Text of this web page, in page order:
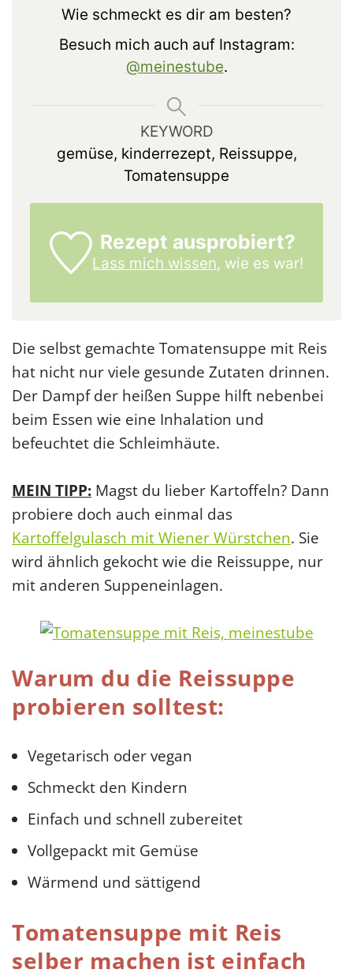
Wie schmeckt es dir am besten?
Besuch mich auch auf Instagram:
@meinestube.
KEYWORD
gemüse, kinderrezept, Reissuppe,
Tomatensuppe
Rezept ausprobiert?
Lass mich wissen, wie es war!
Die selbst gemachte Tomatensuppe mit Reis
hat nicht nur viele gesunde Zutaten drinnen.
Der Dampf der heißen Suppe hilft nebenbei
beim Essen wie eine Inhalation und
befeuchtet die Schleimhäute.
MEIN TIPP: Magst du lieber Kartoffeln? Dann
probiere doch auch einmal das
Kartoffelgulasch mit Wiener Würstchen. Sie
wird ähnlich gekocht wie die Reissuppe, nur
mit anderen Suppeneinlagen.
Warum du die Reissuppe
probieren solltest:
Vegetarisch oder vegan
Schmeckt den Kindern
Einfach und schnell zubereitet
Vollgepackt mit Gemüse
Wärmend und sättigend
Tomatensuppe mit Reis
selber machen ist einfach